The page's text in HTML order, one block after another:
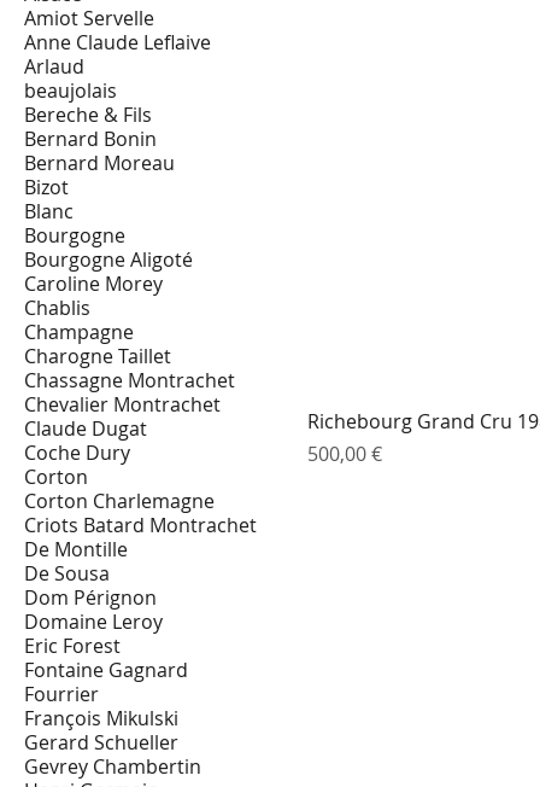
Amiot Servelle
Anne Claude Leflaive
Arlaud
beaujolais
Bereche & Fils
Bernard Bonin
Bernard Moreau
Bizot
Blanc
Bourgogne
Bourgogne Aligoté
Caroline Morey
Chablis
Champagne
Charogne Taillet
Chassagne Montrachet
Chevalier Montrachet
Claude Dugat
Coche Dury
Corton
Corton Charlemagne
Criots Batard Montrachet
De Montille
De Sousa
Dom Pérignon
Domaine Leroy
Eric Forest
Fontaine Gagnard
Fourrier
François Mikulski
Gerard Schueller
Gevrey Chambertin
Richebourg Grand Cru
Prix
500,00 €